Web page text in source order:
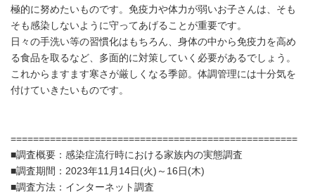
極的に努めたいものです。免疫力や体力が弱いお子さんは、そも
そも感染しないように守ってあげることが重要です。
日々の手洗い等の習慣化はもちろん、身体の中から免疫力を高め
る食品を取るなど、多面的に対策していく必要があるでしょう。
これからますます寒さが厳しくなる季節。体調管理には十分気を
付けていきたいものです。
===================================================
■調査概要：感染症流行時における家族内の実態調査
■調査期間：2023年11月14日(火)～16日(木)
■調査方法：インターネット調査